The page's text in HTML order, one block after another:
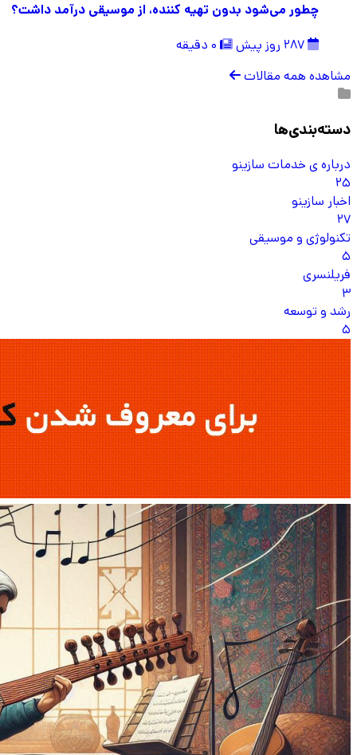
چطور می‌شود بدون تهیه کننده، از موسیقی درآمد داشت؟
مشاهده همه مقالات
دسته‌بندی‌ها
درباره ی خدمات سازینو
25
اخبار سازینو
27
تکنولوژی و موسیقی
5
فریلنسری
3
رشد و توسعه
5